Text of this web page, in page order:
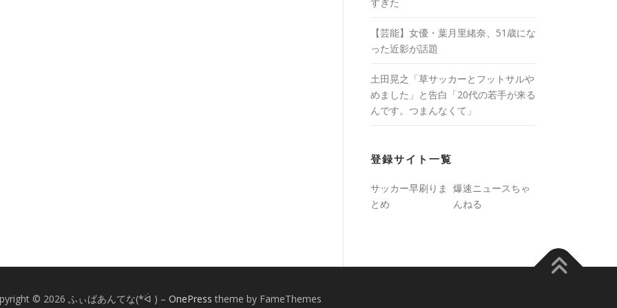
【芸能】女優・葉月里緒奈、51歳にな
った近影が話題
土田晃之「草サッカーとフットサルや
めました」と告白「20代の若手が来る
んです。つまんなくて」
登録サイト一覧
サッカー早刷りま
とめ
爆速ニュースちゃ
んねる
© 2026 ふぃばあんてな(*ᐛ ) – OnePress theme by FameThemes